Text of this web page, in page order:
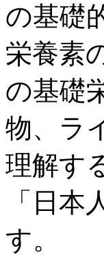
の基礎
栄養素
の基礎
物、ラ
理解す
「日
す。